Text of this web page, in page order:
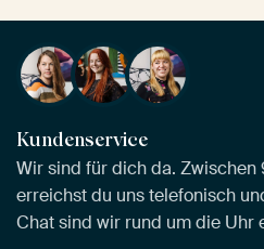
Kundenservice
Wir sind für dich da.
erreichst du uns telefonisch
Chat sind wir rund um die Uhr